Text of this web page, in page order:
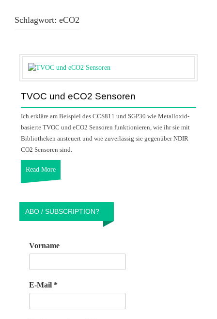
Schlagwort: eCO2
TVOC und eCO2 Sensoren
Ich erkläre am Beispiel des CCS811 und SGP30 wie Metalloxid-
basierte TVOC und eCO2 Sensoren funktionieren, wie ihr sie mit
Bibliotheken ansteuert und wie zuverlässig sie gegenüber NDIR
CO2 Sensoren sind.
Read More
ABO / SUBSCRIPTION?
Vorname
E-Mail *